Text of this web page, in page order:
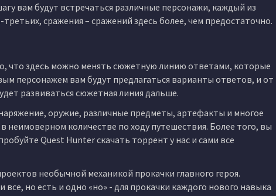
вам будут встречаться различные персонажи, каждый из
сражения – сражений здесь более, чем предостаточно.
что здесь можно менять сюжетную линию ответами, которые
персонажем вам будут предлагаться варианты ответов, и от
развиваться сюжетная линия дальше.
оружие, различные предметы, артефакты и многое
неимоверном количестве по ходу путешествия. Более того, вы
Quest Hunter скачать торрент у нас и сами все
необычной механикой прокачки главного героя.
но есть и одно «но» - для прокачки каждого нового навыка